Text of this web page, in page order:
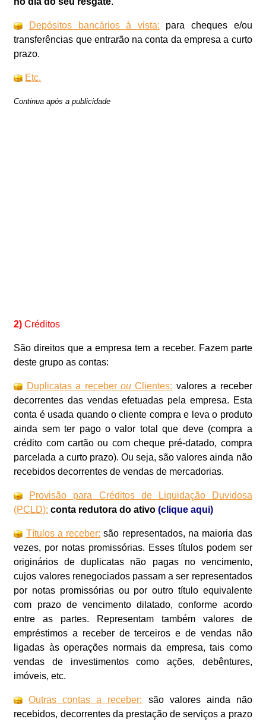
Depósitos bancários à vista:
para cheques e/ou
transferências que entrarão na conta da empresa a curto
prazo.
Etc.
Continua após a publicidade
2) Créditos
São direitos que a empresa tem a receber. Fazem parte
deste grupo as contas:
Duplicatas a receber ou Clientes: valores a receber
decorrentes das vendas efetuadas pela empresa. Esta
conta é usada quando o cliente compra e leva o produto
ainda sem ter pago o valor total que deve (compra a
crédito com cartão ou com cheque pré-datado, compra
parcelada a curto prazo). Ou seja, são valores ainda não
recebidos decorrentes de vendas de mercadorias.
Provisão para Créditos de Liquidação Duvidosa
(PCLD): conta redutora do ativo(clique aqui)
Títulos a receber: são representados, na maioria das
vezes, por notas promissórias. Esses títulos podem ser
originários de duplicatas não pagas no vencimento,
cujos valores renegociados passam a ser representados
por notas promissórias ou por outro título equivalente
com prazo de vencimento dilatado, conforme acordo
entre as partes. Representam também valores de
empréstimos a receber de terceiros e de vendas não
ligadas às operações normais da empresa, tais como
vendas de investimentos como ações, debêntures,
imóveis, etc.
Outras contas a receber: são valores ainda não
recebidos, decorrentes da prestação de serviços a prazo